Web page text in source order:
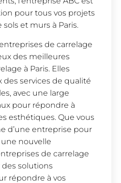
pour tous vos projets
et murs à Paris.
de carrelage
des meilleures
à Paris. Elles
services de qualité
avec une large
pour répondre à
esthétiques. Que vous
d’une entreprise pour
nouvelle
de carrelage
solutions
répondre à vos